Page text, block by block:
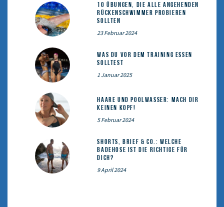
10 Übungen, die alle angehenden
Rückenschwimmer probieren
sollten
23 Februar 2024
Was du vor dem Training essen
solltest
1 Januar 2025
Haare und Poolwasser: Mach dir
keinen Kopf!
5 Februar 2024
Shorts, Brief & Co.: Welche
Badehose ist die Richtige für
dich?
9 April 2024